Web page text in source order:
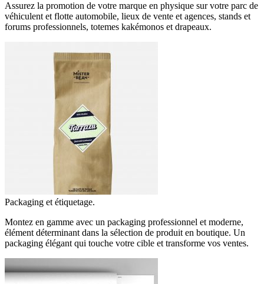
Assurez la promotion de votre marque en physique sur votre parc de
véhiculent et flotte automobile, lieux de vente et agences, stands et
forums professionnels, totemes kakémonos et drapeaux.
Packaging et étiquetage.
Montez en gamme avec un packaging professionnel et moderne,
élément déterminant dans la sélection de produit en boutique. Un
packaging élégant qui touche votre cible et transforme vos ventes.